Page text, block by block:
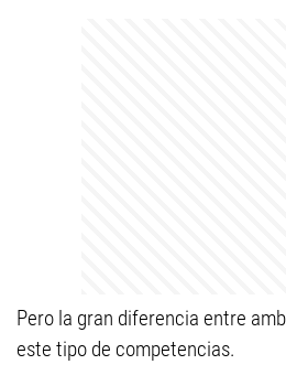
Pero la gran diferencia entre
este tipo de competencias.